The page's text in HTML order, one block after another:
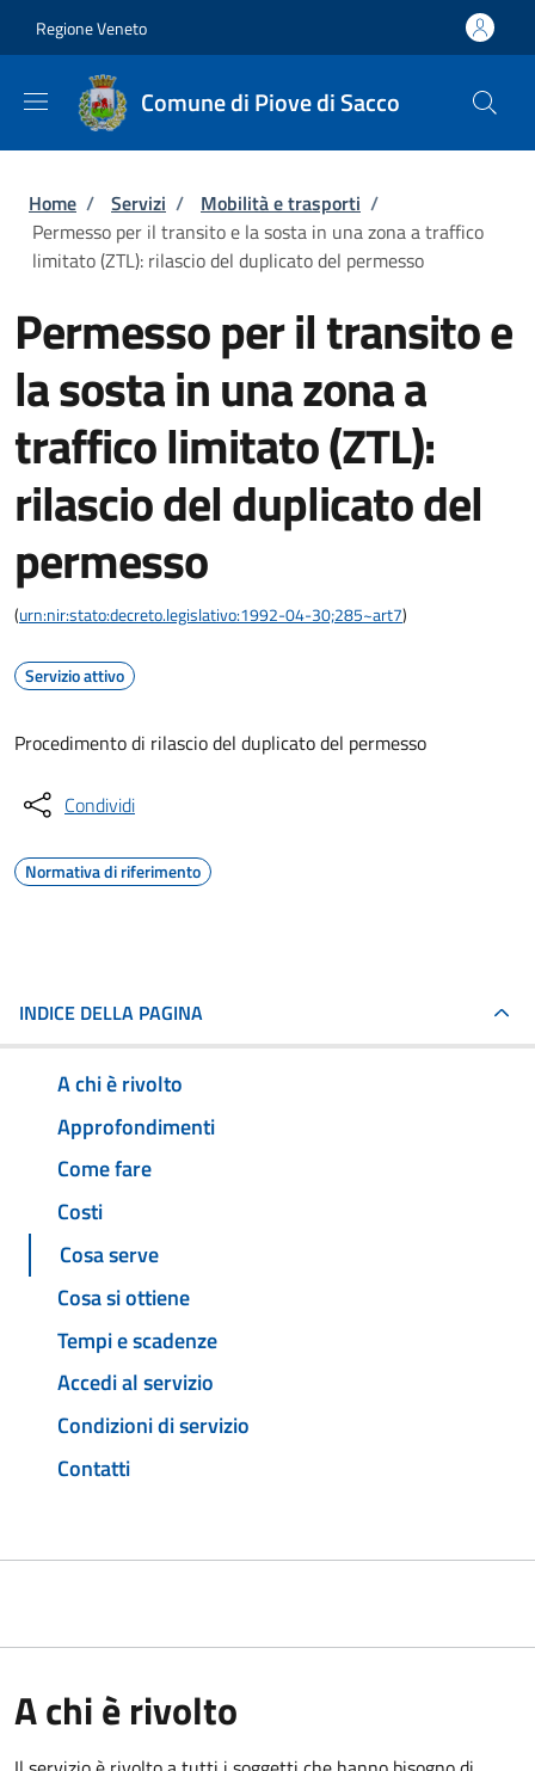
Regione Veneto
Comune di Piove di Sacco
Briciole di pane
Home / Servizi / Mobilità e trasporti /
Permesso per il transito e la sosta in una zona a traffico
limitato (ZTL): rilascio del duplicato del permesso
Permesso per il transito e
la sosta in una zona a
traffico limitato (ZTL):
rilascio del duplicato del
permesso
(urn:nir:stato:decreto.legislativo:1992-04-30;285~art7)
Servizio attivo
Procedimento di rilascio del duplicato del permesso
Condividi
Normativa di riferimento
INDICE DELLA PAGINA
A chi è rivolto
Approfondimenti
Come fare
Costi
Cosa serve
Cosa si ottiene
Tempi e scadenze
Accedi al servizio
Condizioni di servizio
Contatti
A chi è rivolto